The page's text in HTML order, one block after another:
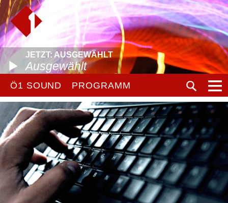
JETZT: AUSGEWÄHLT
Ausgewählt
Ö1 SOUND PROGRAMM